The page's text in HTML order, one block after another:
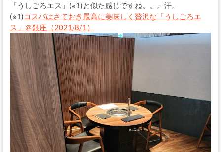
「うしごろエス」(※1)と似た感じですね。。。汗。
(※1)コスパはさておき最高に美味しく贅沢な「うしごろエ
ス」＠銀座（2021/8/1）